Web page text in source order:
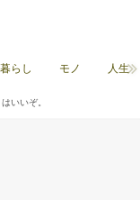
暮らし モノ 人生
いいぞ。